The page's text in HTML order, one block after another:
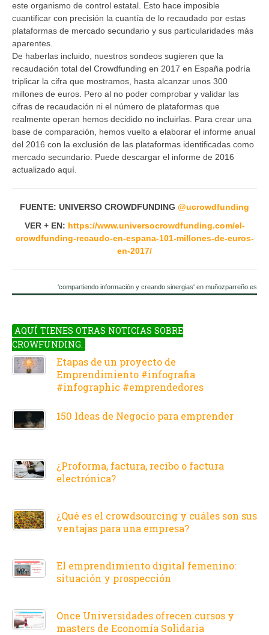
este organismo de control estatal. Esto hace imposible
cuantificar con precisión la cuantía de lo recaudado por estas
plataformas de mercado secundario y sus particularidades más
aparentes.
De haberlas incluido, nuestros sondeos sugieren que la
recaudación total del Crowdfunding en 2017 en España podría
triplicar la cifra que mostramos, hasta alcanzar unos 300
millones de euros. Pero al no poder comprobar y validar las
cifras de recaudación ni el número de plataformas que
realmente operan hemos decidido no incluirlas. Para crear una
base de comparación, hemos vuelto a elaborar el informe anual
del 2016 con la exclusión de las plataformas identificadas como
mercado secundario. Puede descargar el informe de 2016
actualizado aquí.
FUENTE: UNIVERSO CROWDFUNDING @ucrowdfunding
VER + EN: https://www.universocrowdfunding.com/el-
crowdfunding-recaudo-en-espana-101-millones-de-euros-
en-2017/
'compartiendo información y creando sinergias' en muñozparreño.es
AQUÍ TIENES OTRAS NOTICIAS SOBRE
CROWFUNDING.
Etapas de un proyecto de
Emprendimiento #infografia
#infographic #emprendedores
150 Ideas de Negocio para emprender
¿Proforma, factura, recibo o factura
electrónica?
¿Qué es el crowdsourcing y cuáles son sus
ventajas para una empresa?
El emprendimiento digital femenino:
situación y prospección
Once Universidades ofrecen cursos y
masters de Economía Solidaria